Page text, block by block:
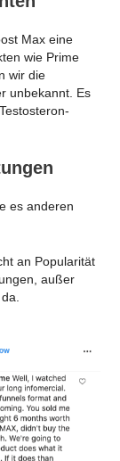
Max eine
wie Prime
wir die
unbekannt. Es
es anderen
an Popularität
außer